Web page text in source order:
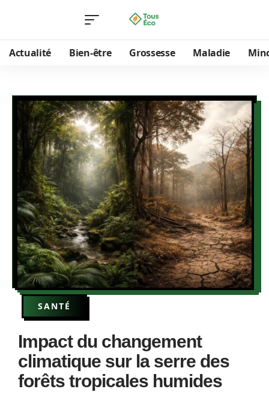
Actualité Bien-être Grossesse Maladie
SANTÉ
Impact du changement
climatique sur la serre des
forêts tropicales humides